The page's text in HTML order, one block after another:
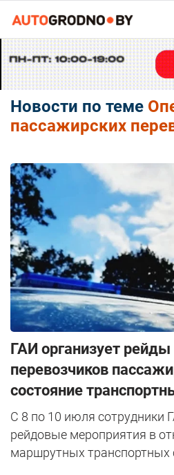
Новости по теме
пассажирских
ГАИ организует рейды
перевозчиков
состояние
С 8 по 10 июля сотрудники
рейдовые мероприятия в
маршрутных транспортных